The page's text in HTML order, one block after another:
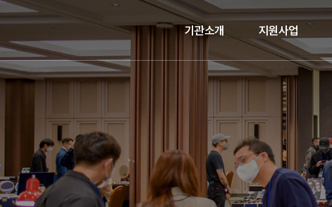
기관소개 지원사업